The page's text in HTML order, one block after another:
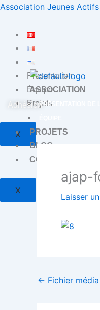
Aller
contenu
Association Jeunes
Présentation
Équipe
Projets
X
ASSOCIATION
PRÉSENTATION DE
PROJETS
BLOG
CONTACT
X
Adhésion
ajap-
Laisser
← Fichier